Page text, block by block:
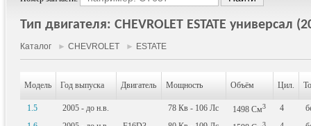
Тип двигателя: CHEVROLET ESTATE универсал
Каталог ► CHEVROLET ► ESTATE
Модель Год выпуска Двигатель Мощность Объём Цил.
1.5 2005 - до н.в. 78 Кв - 106 Лс 1498 См3 4
3